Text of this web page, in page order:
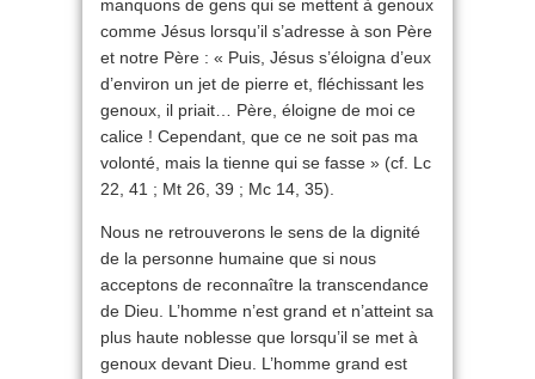
manquons de gens qui se mettent à genoux
comme Jésus lorsqu’il s’adresse à son Père
et notre Père : « Puis, Jésus s’éloigna d’eux
d’environ un jet de pierre et, fléchissant les
genoux, il priait… Père, éloigne de moi ce
calice ! Cependant, que ce ne soit pas ma
volonté, mais la tienne qui se fasse » (cf. Lc
22, 41 ; Mt 26, 39 ; Mc 14, 35).
Nous ne retrouverons le sens de la dignité
de la personne humaine que si nous
acceptons de reconnaître la transcendance
de Dieu. L’homme n’est grand et n’atteint sa
plus haute noblesse que lorsqu’il se met à
genoux devant Dieu. L’homme grand est